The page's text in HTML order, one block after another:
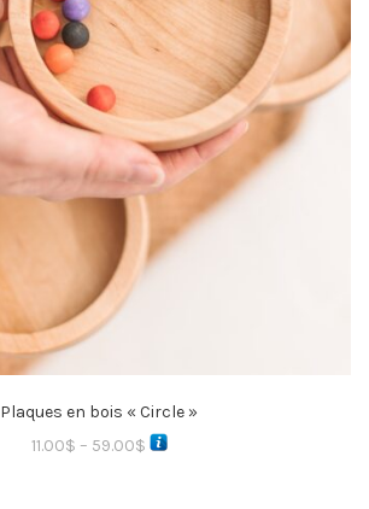
Plaques en bois « Circle »
11.00$ – 59.00$